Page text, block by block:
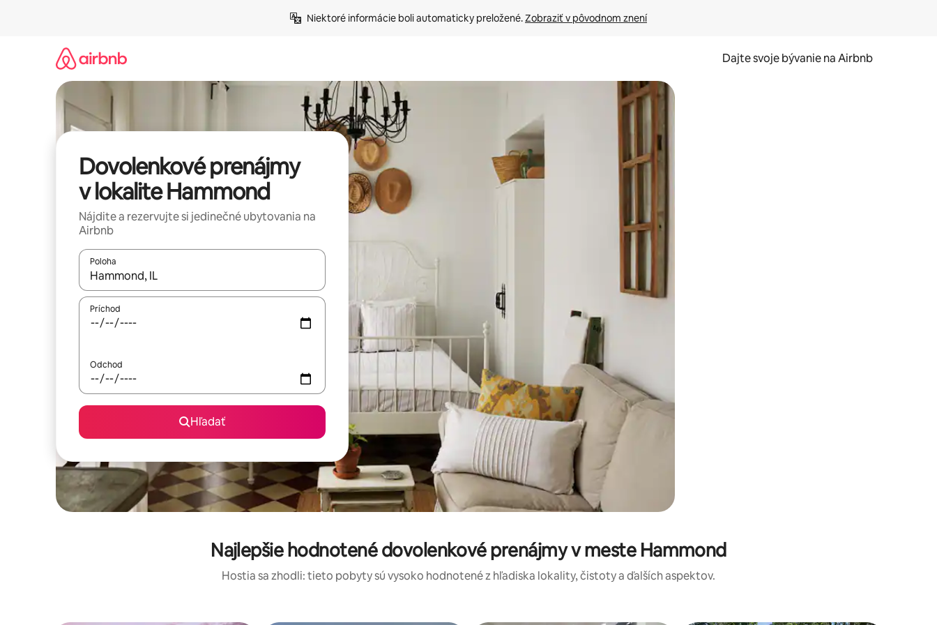
Niektoré informácie boli automaticky preložené. Zobraziť v pôvodnom znení
Dajte svoje bývanie na Airbnb
Dovolenkové prenájmy
v lokalite Hammond
Nájdite a rezervujte si jedinečné ubytovania na
Airbnb
Poloha
Keď budú výsledky k dispozícii, môžete si ich prechádzať pomocou klávesov so šípkami nahor a nadol alebo ich preskúmať pomocou dotykových gest či potiahnutia prstom.
Príchod
Odchod
Hľadať
Najlepšie hodnotené dovolenkové prenájmy v meste Hammond
Hostia sa zhodli: tieto pobyty sú vysoko hodnotené z hľadiska lokality, čistoty a ďalších aspektov.